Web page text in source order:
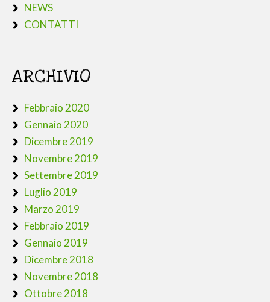
NEWS
CONTATTI
ARCHIVIO
Febbraio 2020
Gennaio 2020
Dicembre 2019
Novembre 2019
Settembre 2019
Luglio 2019
Marzo 2019
Febbraio 2019
Gennaio 2019
Dicembre 2018
Novembre 2018
Ottobre 2018